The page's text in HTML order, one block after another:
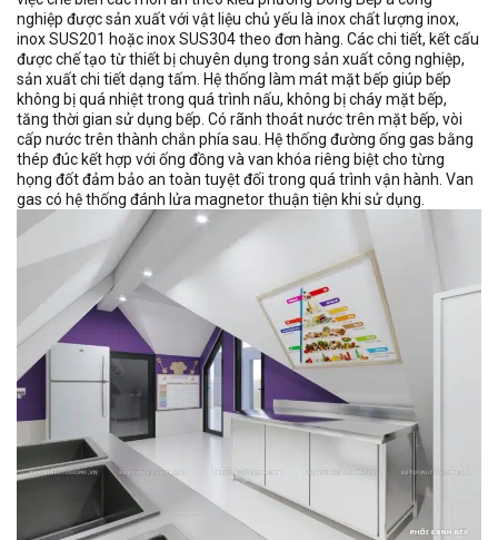
nghiệp được sản xuất với vật liệu chủ yếu là inox chất lượng inox,
inox SUS201 hoặc inox SUS304 theo đơn hàng. Các chi tiết, kết cấu
được chế tạo từ thiết bị chuyên dụng trong sản xuất công nghiệp,
sản xuất chi tiết dạng tấm. Hệ thống làm mát mặt bếp giúp bếp
không bị quá nhiệt trong quá trình nấu, không bị cháy mặt bếp,
tăng thời gian sử dụng bếp. Có rãnh thoát nước trên mặt bếp, vòi
cấp nước trên thành chắn phía sau. Hệ thống đường ống gas bằng
thép đúc kết hợp với ống đồng và van khóa riêng biệt cho từng
họng đốt đảm bảo an toàn tuyệt đối trong quá trình vận hành. Van
gas có hệ thống đánh lửa magnetor thuận tiện khi sử dụng.